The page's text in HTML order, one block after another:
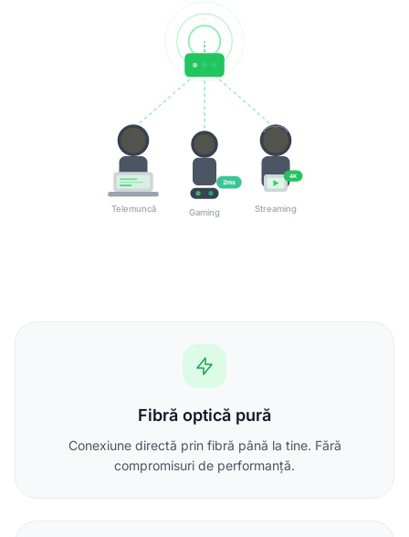
Telemuncă
2ms
Gaming
4K
Streaming
Fibră optică pură
Conexiune directă prin fibră până la tine. Fără
compromisuri de performanță.